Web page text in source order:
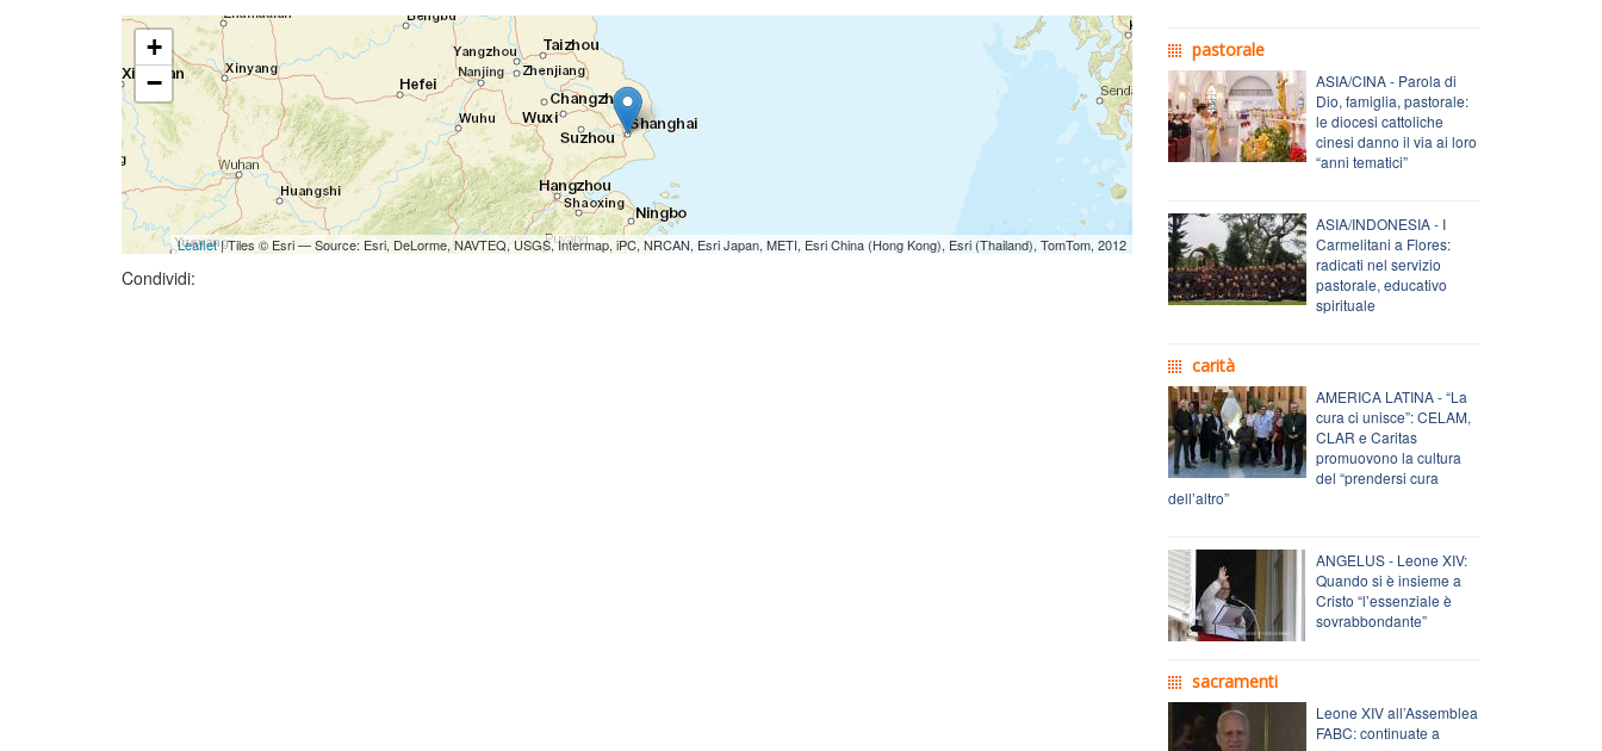
+
−
Leaflet| Tiles © Esri — Source: Esri, DeLorme, NAVTEQ, USGS, Intermap, iPC, NRCAN, Esri Japan, METI, Esri China (Hong Kong), Esri (Thailand), TomTom, 2012
Condividi:
pastorale
ASIA/CINA - Parola di
Dio, famiglia, pastorale:
le diocesi cattoliche
cinesi danno il via ai loro
“anni tematici”
ASIA/INDONESIA - I
Carmelitani a Flores:
radicati nel servizio
pastorale, educativo
spirituale
carità
AMERICA LATINA - “La
cura ci unisce”: CELAM,
CLAR e Caritas
promuovono la cultura
del “prendersi cura
dell’altro”
ANGELUS - Leone XIV:
Quando si è insieme a
Cristo “l’essenziale è
sovrabbondante”
sacramenti
Leone XIV all’Assemblea
FABC: continuate a